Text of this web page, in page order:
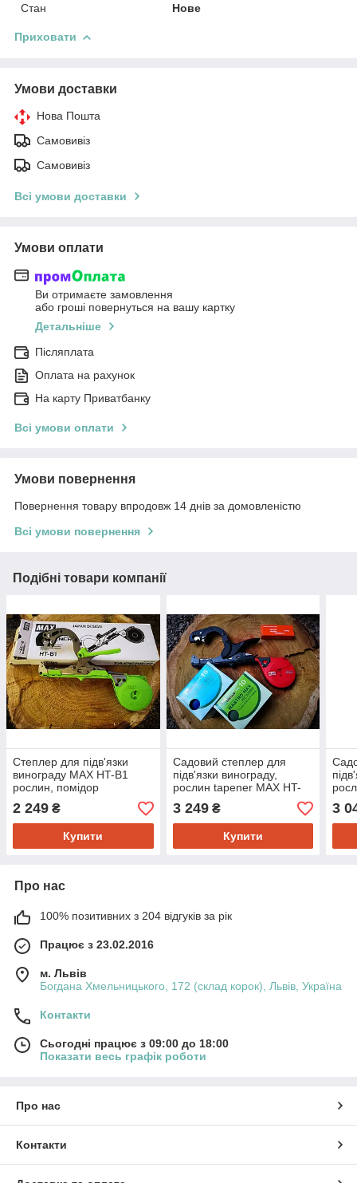
Стан
Нове
Приховати
Умови доставки
Нова Пошта
Самовивіз
Самовивіз
Всі умови доставки
Умови оплати
Ви отримаєте замовлення
або гроші повернуться на вашу картку
Детальніше
Післяплата
Оплата на рахунок
На карту Приватбанку
Всі умови оплати
Умови повернення
Повернення товару впродовж 14 днів за домовленістю
Всі умови повернення
Подібні товари компанії
Степлер для підв'язки
винограду MAX HT-B1
рослин, помідор
tapener Макс)
2 249 ₴
Купити
Садовий степлер для
підв'язки винограду,
рослин tapener MAX HT-
R45C(RD) + Стрічка 20шт
+ Скоби 10000 шт Набір
08К Максі
3 249₴
Купити
3
Про нас
100% позитивних з 204 відгуків за рік
Працює з 23.02.2016
м. Львів
Богдана Хмельницького, 172 (склад корок), Львів, Україна
Контакти
Сьогодні працює з 09:00 до 18:00
Показати весь графік роботи
Про нас
Контакти